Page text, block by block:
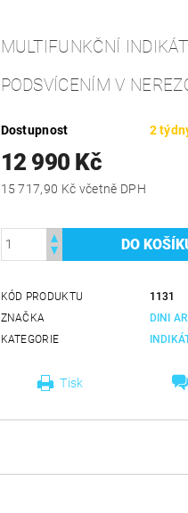
MULTIFUNKČNÍ
PODSVÍCENÍM V
Dostupnost 2
12 990 Kč
15 717,90 Kč včetně DPH
KÓD PRODUKTU
1131
ZNAČKA
DINI
KATEGORIE
Tisk